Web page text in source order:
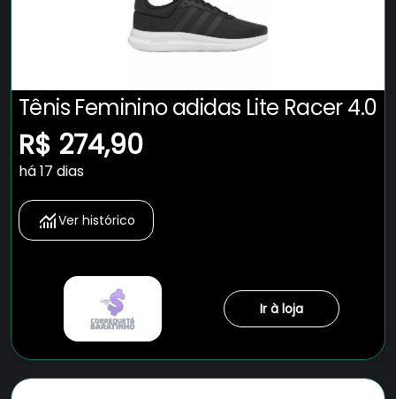
Tênis Feminino adidas Lite Racer 4.0
R$ 274,90
há 17 dias
Ver histórico
Ir à loja